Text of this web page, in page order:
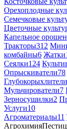
Орехоплодные
Семечковые
Цветочные
Капельное
Тракторы312
комбайны6 Жатки
Сеялки124
Опрыскиватели78
Глубокорыхлители
Мульчирователи7
Зерносушилки2
Услуги10
Агроматериалы11
Агрохимия